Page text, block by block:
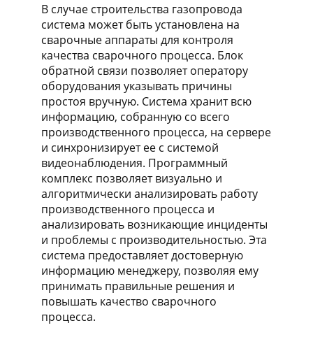
В случае строительства газопровода
система может быть установлена на
сварочные аппараты для контроля
качества сварочного процесса. Блок
обратной связи позволяет оператору
оборудования указывать причины
простоя вручную. Система хранит всю
информацию, собранную со всего
производственного процесса, на сервере
и синхронизирует ее с системой
видеонаблюдения. Программный
комплекс позволяет визуально и
алгоритмически анализировать работу
производственного процесса и
анализировать возникающие инциденты
и проблемы с производительностью. Эта
система предоставляет достоверную
информацию менеджеру, позволяя ему
принимать правильные решения и
повышать качество сварочного
процесса.